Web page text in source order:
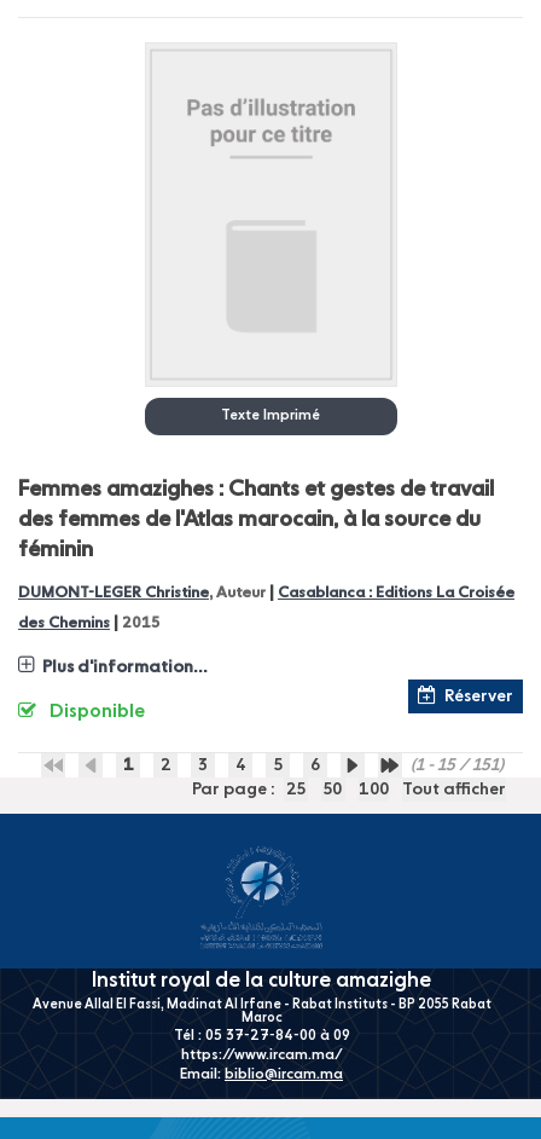
Texte Imprimé
Femmes amazighes : Chants et gestes de travail
des femmes de l'Atlas marocain, à la source du
féminin
DUMONT-LEGER Christine, Auteur
Casablanca : Editions La Croisée
des Chemins
2015
Plus d'information...
Réserver
Disponible
1 2 3 4 5 6
(1 - 15 / 151)
Par page :
25 50 100 Tout afficher
Institut royal de la culture amazighe
Avenue Allal El Fassi, Madinat Al Irfane - Rabat Instituts - BP 2055 Rabat
Maroc
Tél : 05 37-27-84-00 à 09
https://www.ircam.ma/
Email: biblio@ircam.ma